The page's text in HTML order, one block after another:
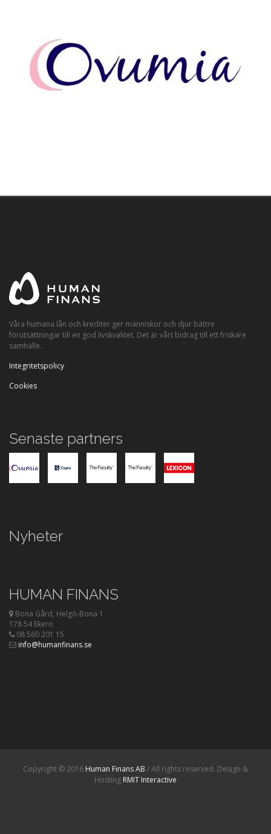
Våra humana lån och krediter ger människor och djur bättre
förutsättningar till en god livskvalitet. Det är vårt bidrag till ett friskare
samhälle.
Integritetspolicy
Cookies
Senaste partners
Nyheter
HUMAN FINANS
Bona Gård, Helgö-Bona 1
178 54 Ekerö
08 560 201 15
info@humanfinans.se
Copyright © 2016 Human Finans AB / All rights reserved. Design &
Hosting RMIT Interactive